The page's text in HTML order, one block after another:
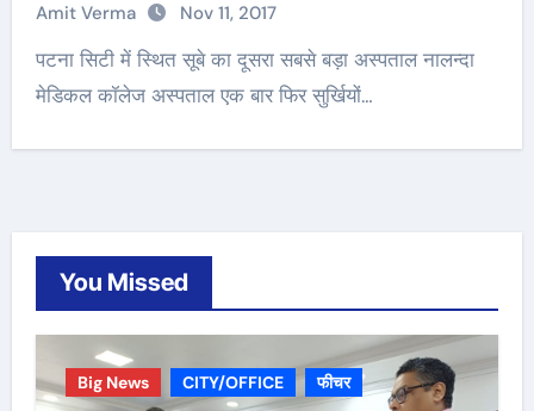
Amit Verma Nov 11, 2017
पटना सिटी में स्थित सूबे का दूसरा सबसे बड़ा अस्पताल नालन्दा
मेडिकल कॉलेज अस्पताल एक बार फिर सुर्खियों…
You Missed
Big News CITY/OFFICE फीचर